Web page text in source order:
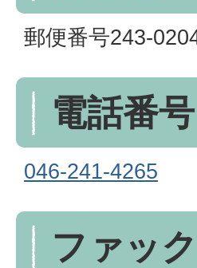
郵便番号243-
電話番号
046-241-4265
ファッ